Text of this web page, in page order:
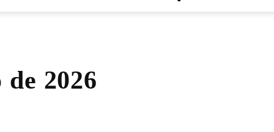
2026